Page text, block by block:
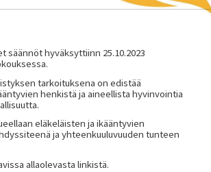
säännöt hyväksyttiinn 25.10.2023
tarkoituksena on edistää
henkistä ja aineellista hyvinvointia
eläkeläisten ja ikääntyvien
ja yhteenkuuluvuuden tunteen
allaolevasta linkistä.